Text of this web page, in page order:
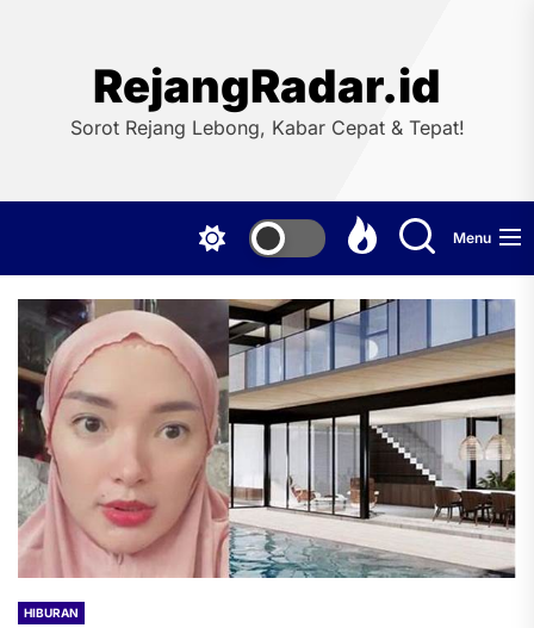
RejangRadar.id
Sorot Rejang Lebong, Kabar Cepat & Tepat!
Menu
HIBURAN